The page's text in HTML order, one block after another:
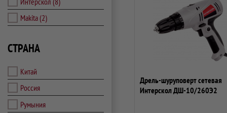
Makita(2)
СТРАНА
Китай
Россия
Румыния
Дрель-шуруповерт сетевая
Интерскол ДШ-10/260Э2